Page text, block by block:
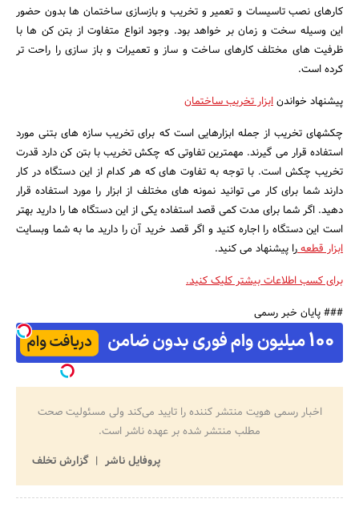
کارهای نصب تاسیسات و تعمیر و تخریب و بازسازی ساختمان ها بدون حضور
این وسیله سخت و زمان بر خواهد بود. وجود انواع متفاوت از بتن کن ها با
ظرفیت های مختلف کارهای ساخت و ساز و تعمیرات و باز سازی را راحت تر
کرده است.
پیشنهاد خواندنابزار تخریب ساختمان
چکشهای تخریب از جمله ابزارهایی است که برای تخریب سازه های بتنی مورد
استفاده قرار می گیرند. مهمترین تفاوتی که چکش تخریب با بتن کن دارد قدرت
تخریب چکش است. با توجه به تفاوت های که هر کدام از این دستگاه در کار
دارند شما برای کار می توانید نمونه های مختلف از ابزار را مورد استفاده قرار
دهید. اگر شما برای مدت کمی قصد استفاده یکی از این دستگاه ها را دارید بهتر
است این دستگاه را اجاره کنید و اگر قصد خرید آن را دارید ما به شما وبسایت
ابزار قطعهرا پیشنهاد می کنید.
برای کسب اطلاعات بیشتر کلیک کنید.
### پایان خبر رسمی
اخبار رسمی هویت منتشر کننده را تایید می‌کند ولی مسئولیت صحت
مطلب منتشر شده بر عهده ناشر است.
پروفایل ناشر
گزارش تخلف